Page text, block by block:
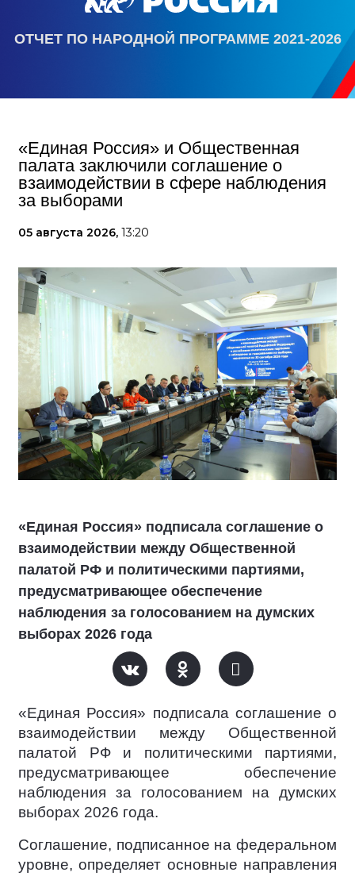
ОТЧЕТ ПО НАРОДНОЙ ПРОГРАММЕ 2021-2026
«Единая Россия» и Общественная
палата заключили соглашение о
взаимодействии в сфере наблюдения
за выборами
05 августа 2026, 13:20
«Единая Россия» подписала соглашение о
взаимодействии между Общественной
палатой РФ и политическими партиями,
предусматривающее обеспечение
наблюдения за голосованием на думских
выборах 2026 года
«Единая Россия» подписала соглашение о
взаимодействии между Общественной
палатой РФ и политическими партиями,
предусматривающее обеспечение
наблюдения за голосованием на думских
выборах 2026 года.
Соглашение, подписанное на федеральном
уровне, определяет основные направления